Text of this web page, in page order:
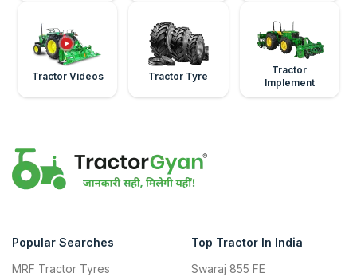
Tractor Videos Tractor Tyre
Tractor
Implement
Popular Searches
MRF Tractor Tyres
Top Tractor In India
Swaraj 855 FE